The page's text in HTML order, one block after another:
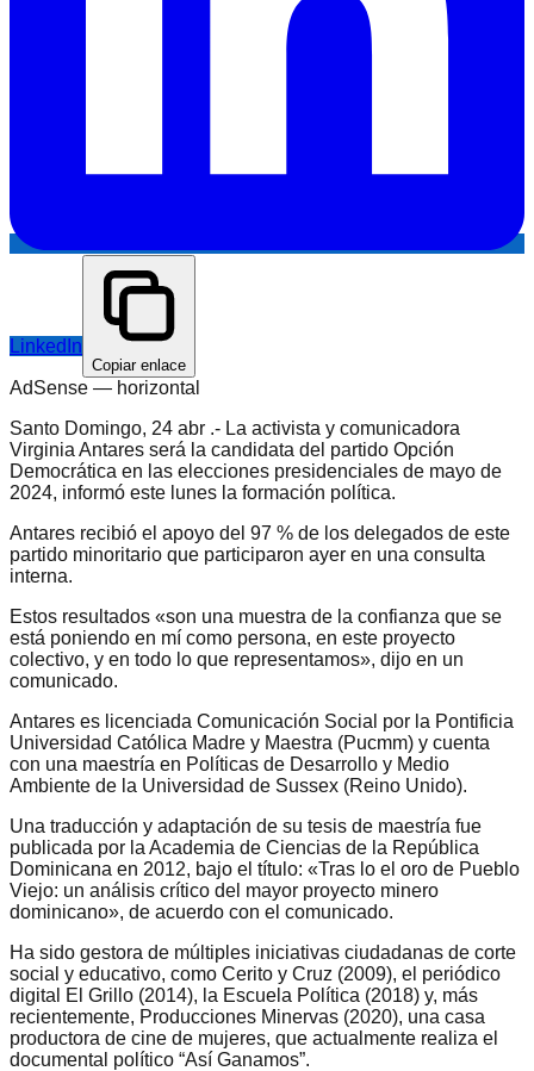
LinkedIn
Copiar enlace
AdSense — horizontal
Santo Domingo, 24 abr .- La activista y comunicadora
Virginia Antares será la candidata del partido Opción
Democrática en las elecciones presidenciales de mayo de
2024, informó este lunes la formación política.
Antares recibió el apoyo del 97 % de los delegados de este
partido minoritario que participaron ayer en una consulta
interna.
Estos resultados «son una muestra de la confianza que se
está poniendo en mí como persona, en este proyecto
colectivo, y en todo lo que representamos», dijo en un
comunicado.
Antares es licenciada Comunicación Social por la Pontificia
Universidad Católica Madre y Maestra (Pucmm) y cuenta
con una maestría en Políticas de Desarrollo y Medio
Ambiente de la Universidad de Sussex (Reino Unido).
Una traducción y adaptación de su tesis de maestría fue
publicada por la Academia de Ciencias de la República
Dominicana en 2012, bajo el título: «Tras lo el oro de Pueblo
Viejo: un análisis crítico del mayor proyecto minero
dominicano», de acuerdo con el comunicado.
Ha sido gestora de múltiples iniciativas ciudadanas de corte
social y educativo, como Cerito y Cruz (2009), el periódico
digital El Grillo (2014), la Escuela Política (2018) y, más
recientemente, Producciones Minervas (2020), una casa
productora de cine de mujeres, que actualmente realiza el
documental político “Así Ganamos”.